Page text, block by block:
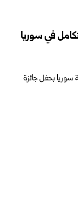
في سوريا